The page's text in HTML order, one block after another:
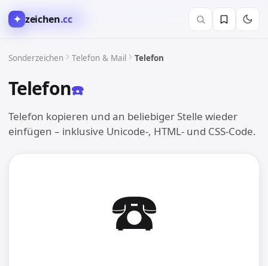
✦ zeichen.cc
Sonderzeichen Telefon & Mail Telefon
Telefon☎︎
Telefon kopieren und an beliebiger Stelle wieder
einfügen – inklusive Unicode-, HTML- und CSS-Code.
✆︎ Telefon & Mail
☎︎